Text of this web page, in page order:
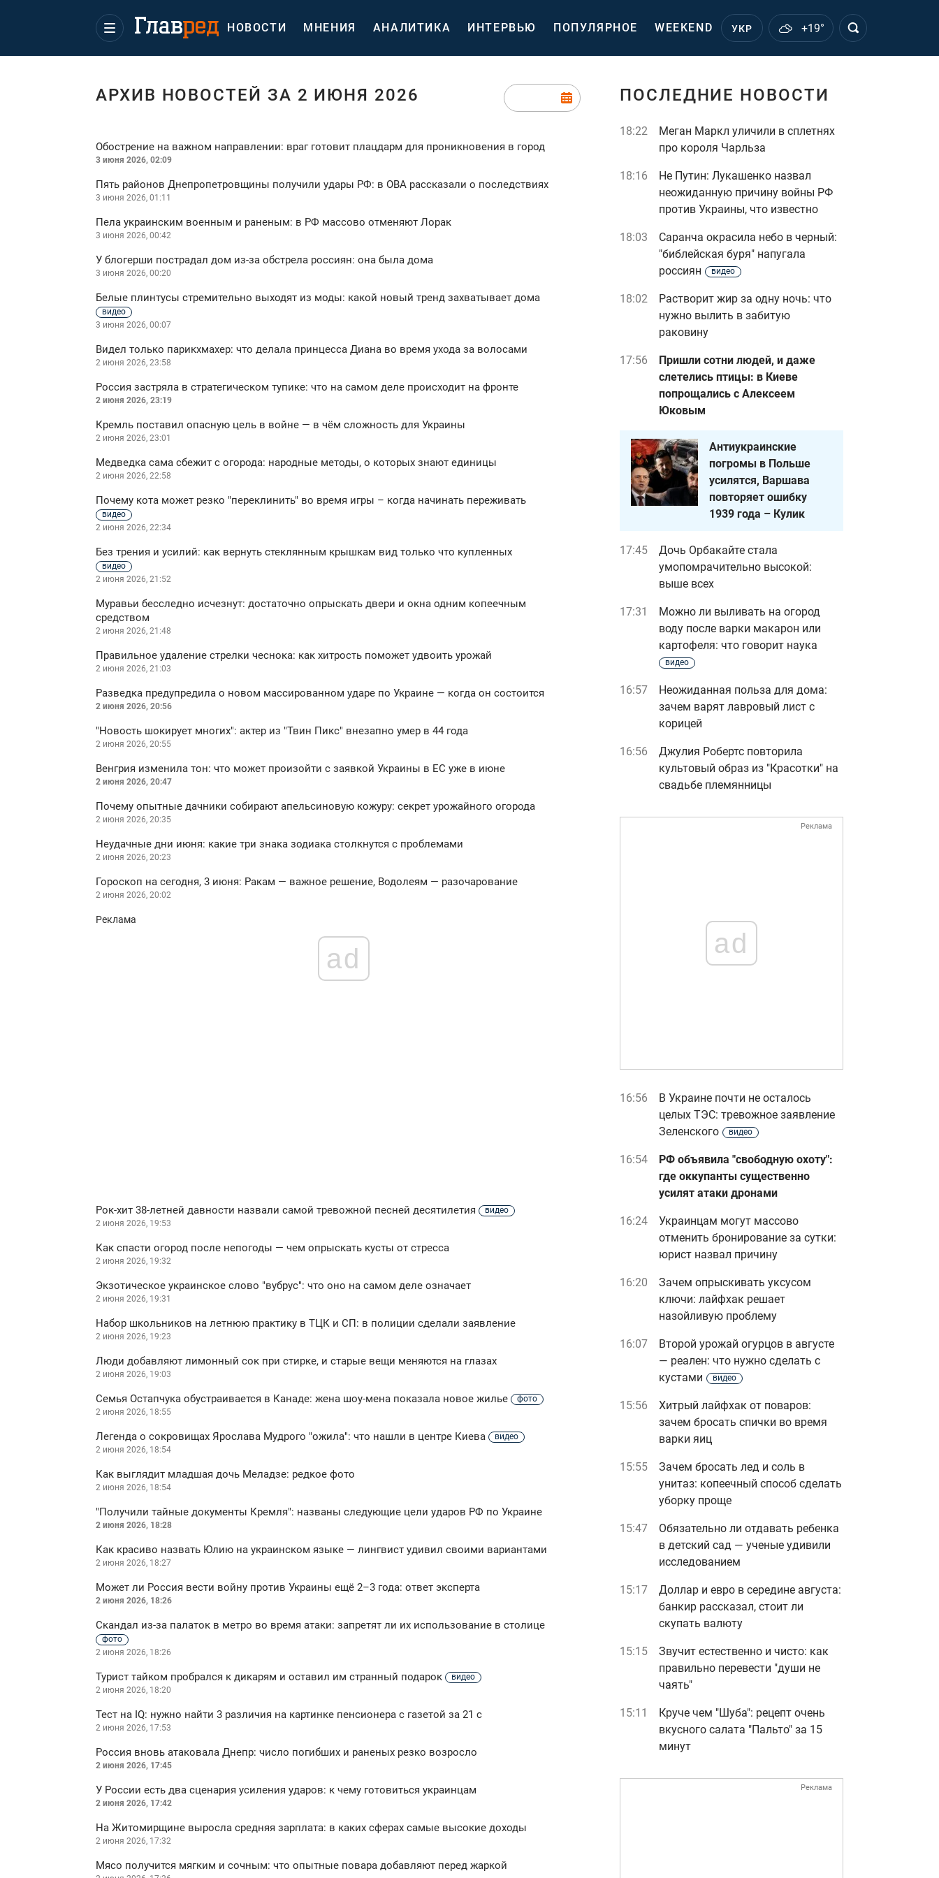
НОВОСТИ МНЕНИЯ АНАЛИТИКА ИНТЕРВЬЮ ПОПУЛЯРНОЕ WEEKEND УКР +19°
АРХИВ НОВОСТЕЙ ЗА 2 ИЮНЯ 2026
Обострение на важном направлении: враг готовит плацдарм для проникновения в город
3 июня 2026, 02:09
Пять районов Днепропетровщины получили удары РФ: в ОВА рассказали о последствиях
3 июня 2026, 01:11
Пела украинским военным и раненым: в РФ массово отменяют Лорак
3 июня 2026, 00:42
У блогерши пострадал дом из-за обстрела россиян: она была дома
3 июня 2026, 00:20
Белые плинтусы стремительно выходят из моды: какой новый тренд захватывает дома
видео
3 июня 2026, 00:07
Видел только парикхмахер: что делала принцесса Диана во время ухода за волосами
2 июня 2026, 23:58
Россия застряла в стратегическом тупике: что на самом деле происходит на фронте
2 июня 2026, 23:19
Кремль поставил опасную цель в войне — в чём сложность для Украины
2 июня 2026, 23:01
Медведка сама сбежит с огорода: народные методы, о которых знают единицы
2 июня 2026, 22:58
Почему кота может резко "переклинить" во время игры – когда начинать переживать
видео
2 июня 2026, 22:34
Без трения и усилий: как вернуть стеклянным крышкам вид только что купленных
видео
2 июня 2026, 21:52
Муравьи бесследно исчезнут: достаточно опрыскать двери и окна одним копеечным
средством
2 июня 2026, 21:48
Правильное удаление стрелки чеснока: как хитрость поможет удвоить урожай
2 июня 2026, 21:03
Разведка предупредила о новом массированном ударе по Украине — когда он состоится
2 июня 2026, 20:56
"Новость шокирует многих": актер из "Твин Пикс" внезапно умер в 44 года
2 июня 2026, 20:55
Венгрия изменила тон: что может произойти с заявкой Украины в ЕС уже в июне
2 июня 2026, 20:47
Почему опытные дачники собирают апельсиновую кожуру: секрет урожайного огорода
2 июня 2026, 20:35
Неудачные дни июня: какие три знака зодиака столкнутся с проблемами
2 июня 2026, 20:23
Гороскоп на сегодня, 3 июня: Ракам — важное решение, Водолеям — разочарование
2 июня 2026, 20:02
Реклама
ad
Рок-хит 38-летней давности назвали самой тревожной песней десятилетия
видео
2 июня 2026, 19:53
Как спасти огород после непогоды — чем опрыскать кусты от стресса
2 июня 2026, 19:32
Экзотическое украинское слово "вубрус": что оно на самом деле означает
2 июня 2026, 19:31
Набор школьников на летнюю практику в ТЦК и СП: в полиции сделали заявление
2 июня 2026, 19:23
Люди добавляют лимонный сок при стирке, и старые вещи меняются на глазах
2 июня 2026, 19:03
Семья Остапчука обустраивается в Канаде: жена шоу-мена показала новое жилье
фото
2 июня 2026, 18:55
Легенда о сокровищах Ярослава Мудрого "ожила": что нашли в центре Киева
видео
2 июня 2026, 18:54
Как выглядит младшая дочь Меладзе: редкое фото
2 июня 2026, 18:54
"Получили тайные документы Кремля": названы следующие цели ударов РФ по Украине
2 июня 2026, 18:28
Как красиво назвать Юлию на украинском языке — лингвист удивил своими вариантами
2 июня 2026, 18:27
Может ли Россия вести войну против Украины ещё 2–3 года: ответ эксперта
2 июня 2026, 18:26
Скандал из-за палаток в метро во время атаки: запретят ли их использование в столице
фото
2 июня 2026, 18:26
Турист тайком пробрался к дикарям и оставил им странный подарок
видео
2 июня 2026, 18:20
Тест на IQ: нужно найти 3 различия на картинке пенсионера с газетой за 21 с
2 июня 2026, 17:53
Россия вновь атаковала Днепр: число погибших и раненых резко возросло
2 июня 2026, 17:45
У России есть два сценария усиления ударов: к чему готовиться украинцам
2 июня 2026, 17:42
На Житомирщине выросла средняя зарплата: в каких сферах самые высокие доходы
2 июня 2026, 17:32
Мясо получится мягким и сочным: что опытные повара добавляют перед жаркой
ПОСЛЕДНИЕ НОВОСТИ
18:22
Меган Маркл уличили в сплетнях
про короля Чарльза
18:16
Не Путин: Лукашенко назвал
неожиданную причину войны РФ
против Украины, что известно
18:03
Саранча окрасила небо в черный:
"библейская буря" напугала
россиян
видео
18:02
Растворит жир за одну ночь: что
нужно вылить в забитую
раковину
17:56
Пришли сотни людей, и даже
слетелись птицы: в Киеве
попрощались с Алексеем
Юковым
Антиукраинские
погромы в Польше
усилятся, Варшава
повторяет ошибку
1939 года – Кулик
17:45
Дочь Орбакайте стала
умопомрачительно высокой:
выше всех
17:31
Можно ли выливать на огород
воду после варки макарон или
картофеля: что говорит наука
видео
16:57
Неожиданная польза для дома:
зачем варят лавровый лист с
корицей
16:56
Джулия Робертс повторила
культовый образ из "Красотки" на
свадьбе племянницы
Реклама
ad
16:56
В Украине почти не осталось
целых ТЭС: тревожное заявление
Зеленского
видео
16:54
РФ объявила "свободную охоту":
где оккупанты существенно
усилят атаки дронами
16:24
Украинцам могут массово
отменить бронирование за сутки:
юрист назвал причину
16:20
Зачем опрыскивать уксусом
ключи: лайфхак решает
назойливую проблему
16:07
Второй урожай огурцов в августе
— реален: что нужно сделать с
кустами
видео
15:56
Хитрый лайфхак от поваров:
зачем бросать спички во время
варки яиц
15:55
Зачем бросать лед и соль в
унитаз: копеечный способ сделать
уборку проще
15:47
Обязательно ли отдавать ребенка
в детский сад — ученые удивили
исследованием
15:17
Доллар и евро в середине августа:
банкир рассказал, стоит ли
скупать валюту
15:15
Звучит естественно и чисто: как
правильно перевести "души не
чаять"
15:11
Круче чем "Шуба": рецепт очень
вкусного салата "Пальто" за 15
минут
Реклама